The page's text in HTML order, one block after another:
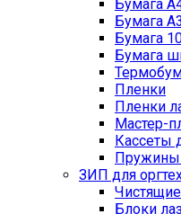
Бумага
Бумага A3
Бумага
Бумага
Пленки
Пленки
Мастер-
Кассеты
Пружины
ЗИП для
Блоки